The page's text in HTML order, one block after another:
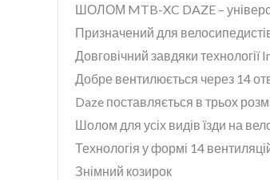
ШОЛОМ MTB-XC DAZE –
Призначений для
Довговічний завдяки технології
Добре вентилюється через 14
Daze поставляється в трьох
Шолом для усіх видів їзди на
Технологія у формі 14
Знімний козирок